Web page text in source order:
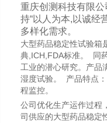
重庆创测科技有限
持“以人为本,以诚经
多样化需求。
大型药品稳定性试验箱
典,ICH,FDA标准。 同
工业的潜心研究。产品
湿度试验。 产品特点
程监控。
公司优化生产运作过程
司供应的大型药品稳定